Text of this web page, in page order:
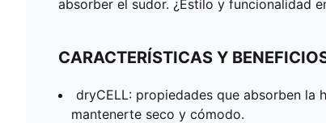
absorber el sudor. ¿Estilo y funcionalidad
CARACTERÍSTICAS Y
dryCELL: propiedades que absorben la
mantenerte seco y cómodo.